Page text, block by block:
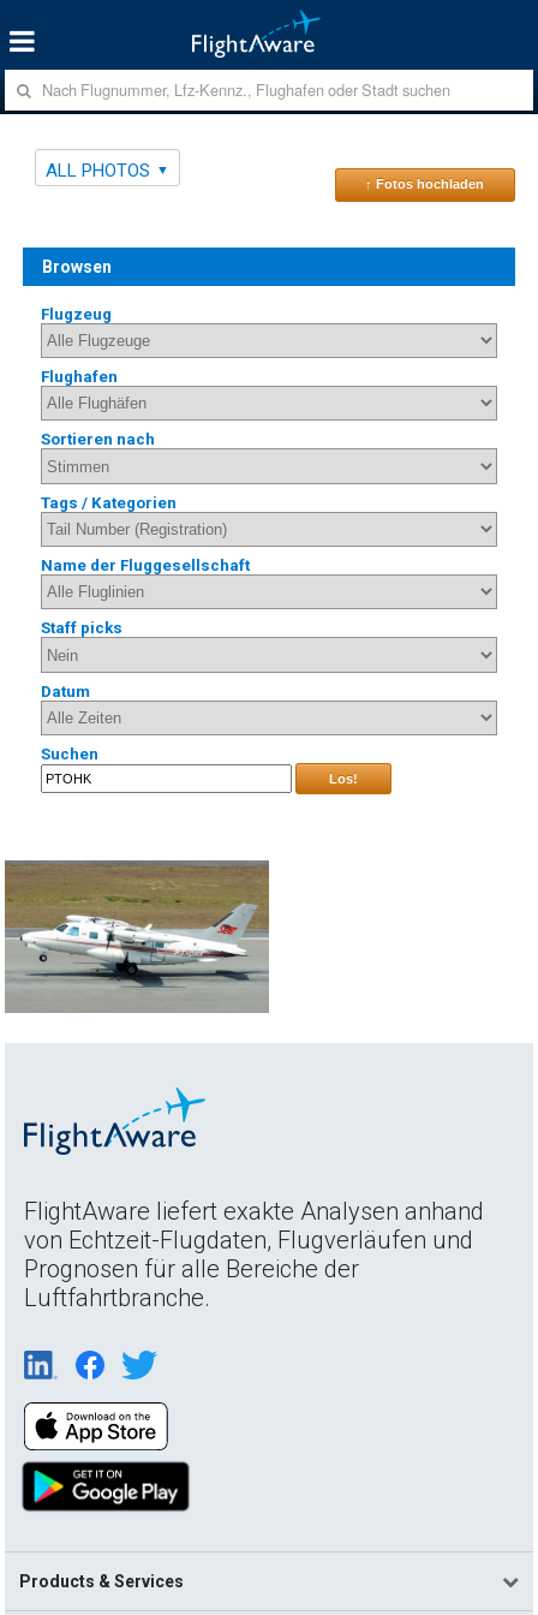
ALL PHOTOS
↑ Fotos hochladen
Browsen
Flugzeug
Flughafen
Sortieren nach
Tags / Kategorien
Name der Fluggesellschaft
Staff picks
Datum
Suchen
Los!
FlightAware liefert exakte Analysen anhand
von Echtzeit-Flugdaten, Flugverläufen und
Prognosen für alle Bereiche der
Luftfahrtbranche.
Products & Services